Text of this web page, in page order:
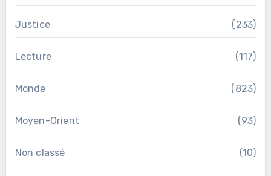
Justice (233)
Lecture (117)
Monde (823)
Moyen-Orient (93)
Non classé (10)